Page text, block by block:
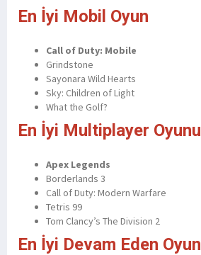
En İyi Mobil Oyun
Call of Duty: Mobile
Grindstone
Sayonara Wild Hearts
Sky: Children of Light
What the Golf?
En İyi Multiplayer Oyunu
Apex Legends
Borderlands 3
Call of Duty: Modern Warfare
Tetris 99
Tom Clancy’s The Division 2
En İyi Devam Eden Oyun